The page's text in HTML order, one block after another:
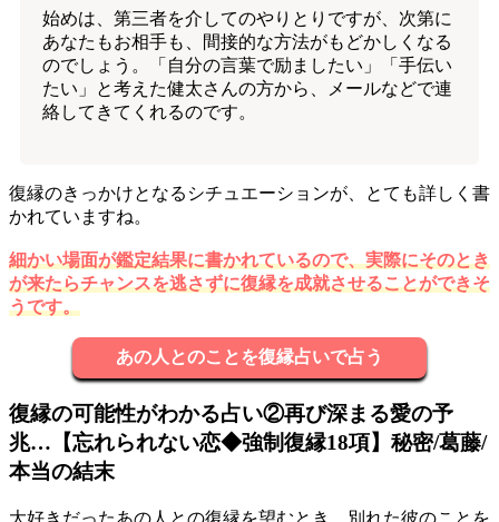
始めは、第三者を介してのやりとりですが、次第に
あなたもお相手も、間接的な方法がもどかしくなる
のでしょう。「自分の言葉で励ましたい」「手伝い
たい」と考えた健太さんの方から、メールなどで連
絡してきてくれるのです。
復縁のきっかけとなるシチュエーションが、とても詳しく書
かれていますね。
細かい場面が鑑定結果に書かれているので、実際にそのとき
が来たらチャンスを逃さずに復縁を成就させることができそ
うです。
あの人とのことを復縁占いで占う
復縁の可能性がわかる占い②再び深まる愛の予
兆…【忘れられない恋◆強制復縁18項】秘密/葛藤/
本当の結末
大好きだったあの人との復縁を望むとき、別れた彼のことを